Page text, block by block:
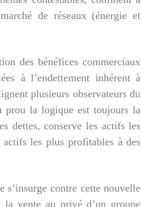
de réseaux (énergie et
des bénéfices commerciaux
à l’endettement inhérent à
plusieurs observateurs du
prou la logique est toujours la
dettes, conserve les actifs les
les plus profitables à des
s’insurge contre cette nouvelle
la vente au privé d’un groupe